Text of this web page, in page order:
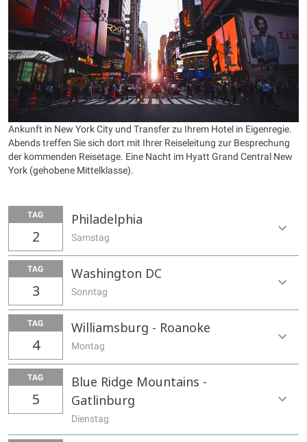
Ankunft in New York City und Transfer zu Ihrem Hotel in Eigenregie.
Abends treffen Sie sich dort mit Ihrer Reiseleitung zur Besprechung
der kommenden Reisetage. Eine Nacht im Hyatt Grand Central New
York (gehobene Mittelklasse).
TAG
2
Philadelphia
Samstag
TAG
3
Washington DC
Sonntag
TAG
4
Williamsburg - Roanoke
Montag
TAG
5
Blue Ridge Mountains -
Gatlinburg
Dienstag